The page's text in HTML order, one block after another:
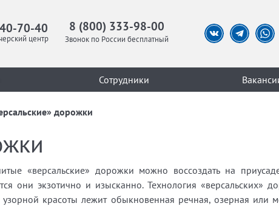
70-40
центр
8 (800) 333-98-00
Звонок по России бесплатный
Сотрудники
дорожки
«версальские» дорожки можно воссоздать на
они экзотично и изысканно. Технология «версальских»
узорной красоты лежит обыкновенная речная, озерная или